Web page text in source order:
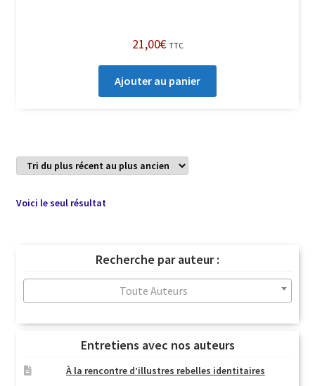
21,00€ TTC
Ajouter au panier
Voici le seul résultat
Recherche par auteur :
Toute Auteurs
Entretiens avec nos auteurs
À la rencontre d’illustres rebelles identitaires